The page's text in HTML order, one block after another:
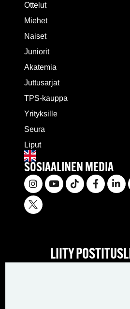
Ottelut
Miehet
Naiset
Juniorit
Akatemia
Juttusarjat
TPS-kauppa
Yrityksille
Seura
Liput
SOSIAALINEN MEDIA
LIITY